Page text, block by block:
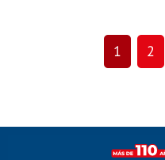
1 2